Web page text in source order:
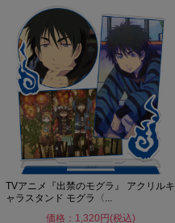
TVアニメ『出禁のモグラ』 アクリルキ
ャラスタンド モグラ〈...
価格：1,320円(税込)